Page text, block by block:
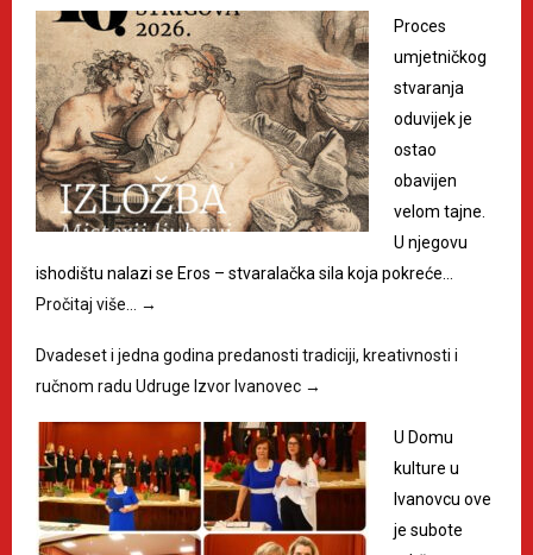
Proces
umjetničkog
stvaranja
oduvijek je
ostao
obavijen
velom tajne.
U njegovu
ishodištu nalazi se Eros – stvaralačka sila koja pokreće…
Pročitaj više…
→
Dvadeset i jedna godina predanosti tradiciji, kreativnosti i
ručnom radu Udruge Izvor Ivanovec →
U Domu
kulture u
Ivanovcu ove
je subote